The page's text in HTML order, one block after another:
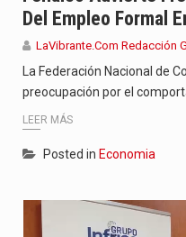
Del Empleo Formal
LaVibrante.Com Redacción
La Federación Nacional de
preocupación por el
LEER MÁS
Posted in Economia